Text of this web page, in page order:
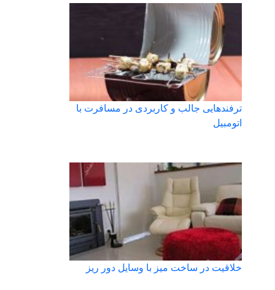
ترفندهایی جالب و کاربردی در مسافرت با
اتومبیل
خلاقیت در ساخت میز با وسایل دور ریز